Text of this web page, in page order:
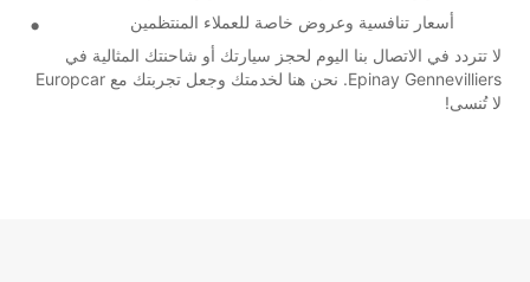
أسعار تنافسية وعروض خاصة للعملاء المنتظمين
لا تتردد في الاتصال بنا اليوم لحجز سيارتك أو شاحنتك المثالية في
Epinay Gennevilliers. نحن هنا لخدمتك وجعل تجربتك مع Europcar
لا تُنسى!